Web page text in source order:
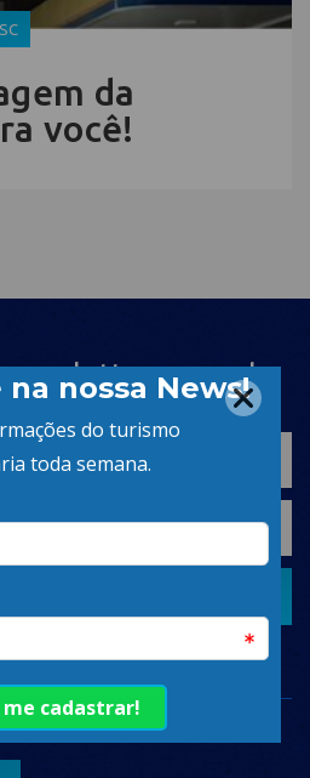
da
você!
e receba
em seu e-mail